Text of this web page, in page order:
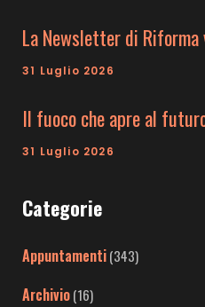
La Newsletter di Riforma
31 Luglio 2026
Il fuoco che apre al
31 Luglio 2026
Categorie
Appuntamenti(343)
Archivio(16)